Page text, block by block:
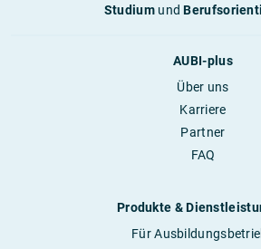
Studiumund
AUBI-plus
Über uns
Karriere
Partner
FAQ
Produkte &
Für